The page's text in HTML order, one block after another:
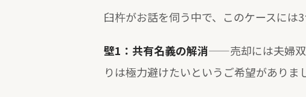
臼杵がお話を伺う中で、このケースには
壁1：共有名義の解消——売却には夫婦双
りは極力避けたいというご希望がありま